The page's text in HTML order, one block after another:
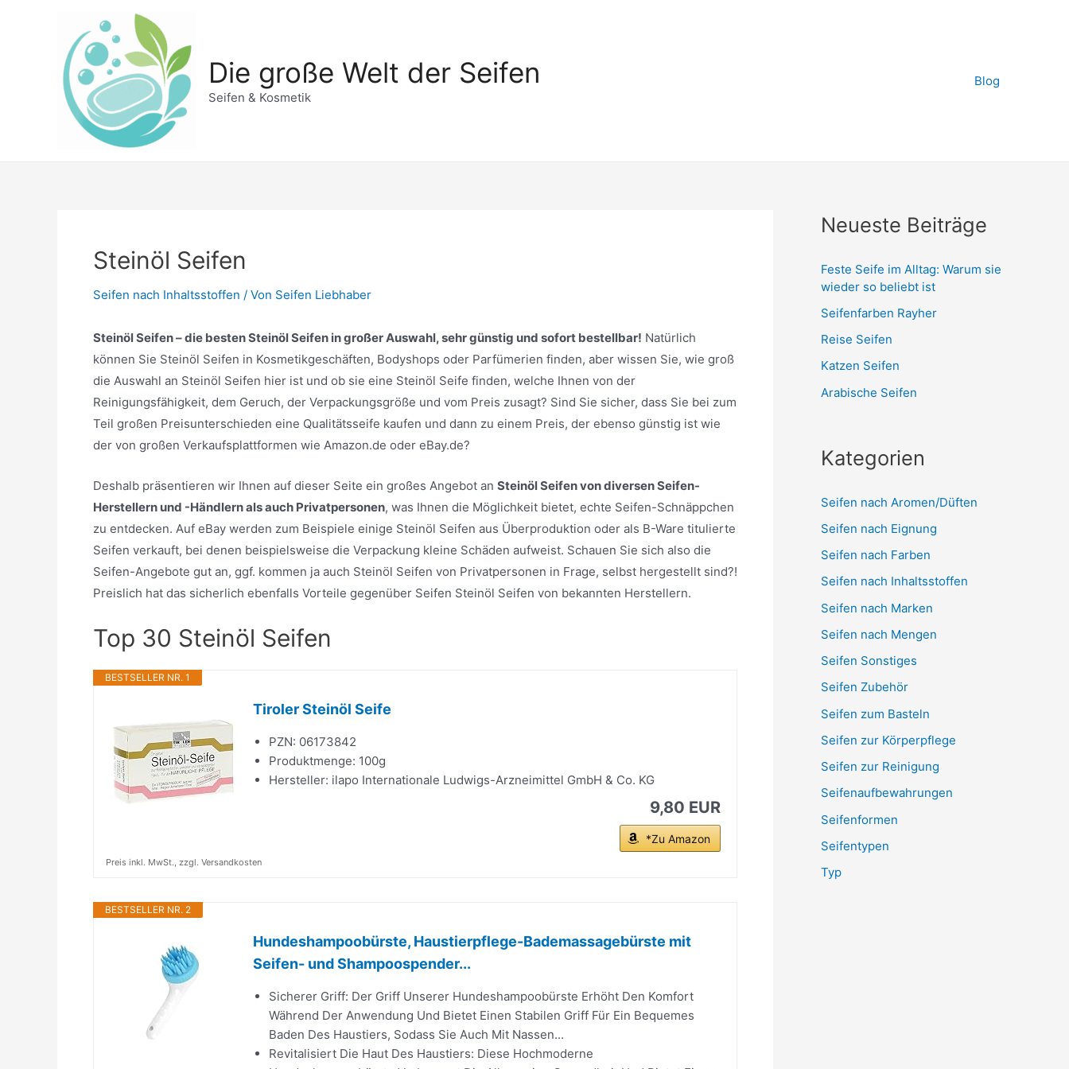
Die große Welt der Seifen
Seifen & Kosmetik
Blog
Steinöl Seifen
Seifen nach Inhaltsstoffen / Von Seifen Liebhaber
Steinöl Seifen – die besten Steinöl Seifen in großer Auswahl, sehr günstig und sofort bestellbar! Natürlich
können Sie Steinöl Seifen in Kosmetikgeschäften, Bodyshops oder Parfümerien finden, aber wissen Sie, wie groß
die Auswahl an Steinöl Seifen hier ist und ob sie eine Steinöl Seife finden, welche Ihnen von der
Reinigungsfähigkeit, dem Geruch, der Verpackungsgröße und vom Preis zusagt? Sind Sie sicher, dass Sie bei zum
Teil großen Preisunterschieden eine Qualitätsseife kaufen und dann zu einem Preis, der ebenso günstig ist wie
der von großen Verkaufsplattformen wie Amazon.de oder eBay.de?
Deshalb präsentieren wir Ihnen auf dieser Seite ein großes Angebot an Steinöl Seifen von diversen Seifen-
Herstellern und -Händlern als auch Privatpersonen, was Ihnen die Möglichkeit bietet, echte Seifen-Schnäppchen
zu entdecken. Auf eBay werden zum Beispiele einige Steinöl Seifen aus Überproduktion oder als B-Ware titulierte
Seifen verkauft, bei denen beispielsweise die Verpackung kleine Schäden aufweist. Schauen Sie sich also die
Seifen-Angebote gut an, ggf. kommen ja auch Steinöl Seifen von Privatpersonen in Frage, selbst hergestellt sind?!
Preislich hat das sicherlich ebenfalls Vorteile gegenüber Seifen Steinöl Seifen von bekannten Herstellern.
Top 30 Steinöl Seifen
BESTSELLER NR. 1
Tiroler Steinöl Seife
PZN: 06173842
Produktmenge: 100g
Hersteller: ilapo Internationale Ludwigs-Arzneimittel GmbH & Co. KG
9,80 EUR
*Zu Amazon
Preis inkl. MwSt., zzgl. Versandkosten
BESTSELLER NR. 2
Hundeshampoobürste, Haustierpflege-Bademassagebürste mit
Seifen- und Shampoospender...
Sicherer Griff: Der Griff Unserer Hundeshampoobürste Erhöht Den Komfort
Während Der Anwendung Und Bietet Einen Stabilen Griff Für Ein Bequemes
Baden Des Haustiers, Sodass Sie Auch Mit Nassen...
Revitalisiert Die Haut Des Haustiers: Diese Hochmoderne
Neueste Beiträge
Feste Seife im Alltag: Warum sie
wieder so beliebt ist
Seifenfarben Rayher
Reise Seifen
Katzen Seifen
Arabische Seifen
Kategorien
Seifen nach Aromen/Düften
Seifen nach Eignung
Seifen nach Farben
Seifen nach Inhaltsstoffen
Seifen nach Marken
Seifen nach Mengen
Seifen Sonstiges
Seifen Zubehör
Seifen zum Basteln
Seifen zur Körperpflege
Seifen zur Reinigung
Seifenaufbewahrungen
Seifenformen
Seifentypen
Typ